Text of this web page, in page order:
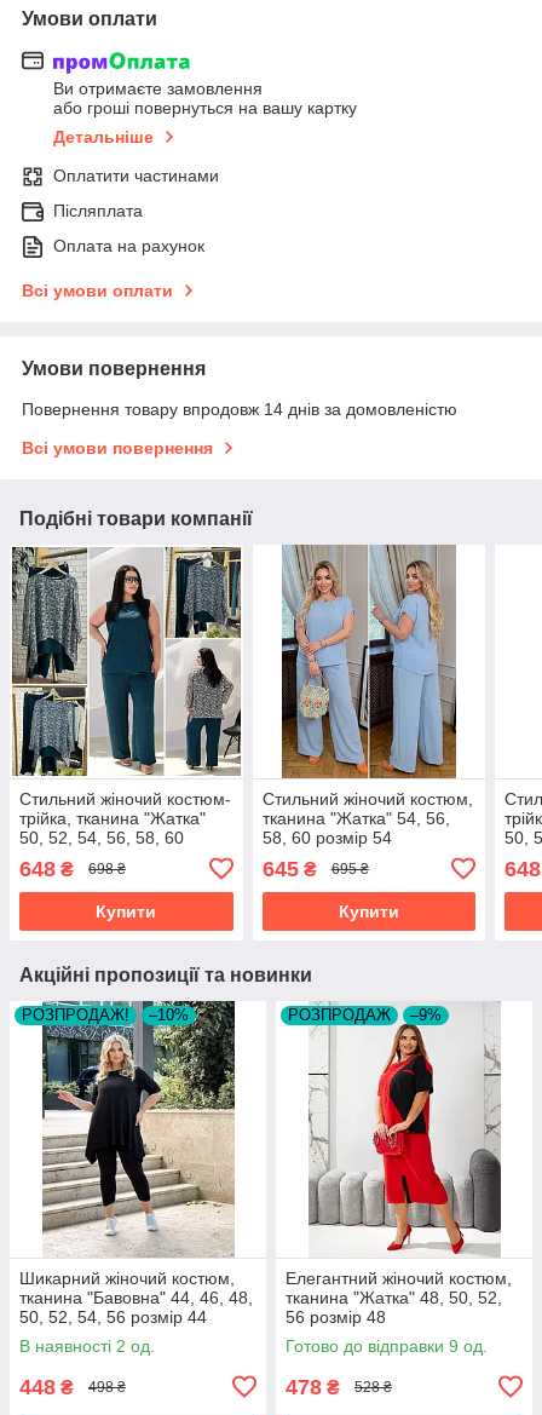
Умови оплати
Ви отримаєте замовлення
або гроші повернуться на вашу картку
Детальніше
Оплатити частинами
Післяплата
Оплата на рахунок
Всі умови оплати
Умови повернення
Повернення товару впродовж 14 днів за домовленістю
Всі умови повернення
Подібні товари компанії
Стильний жіночий костюм-
трійка, тканина "Жатка"
50, 52, 54, 56, 58, 60
648 ₴ 698 ₴
Купити
Стильний жіночий костюм,
тканина "Жатка" 54, 56,
58, 60 розмір 54
645₴ 695 ₴
Купити
50,
648
Акційні пропозиції та новинки
РОЗПРОДАЖ! –10%
Шикарний жіночий костюм,
тканина "Бавовна" 44, 46, 48,
50, 52, 54, 56 розмір 44
В наявності 2 од.
448 ₴ 498 ₴
РОЗПРОДАЖ –9%
Елегантний жіночий костюм,
тканина "Жатка" 48, 50, 52,
56 розмір 48
Готово до відправки 9 од.
478 ₴ 528 ₴